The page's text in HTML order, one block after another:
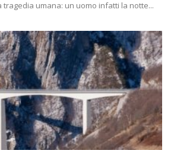
umana: un uomo infatti la notte...